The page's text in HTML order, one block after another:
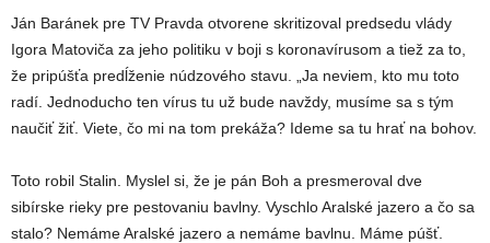
Ján Baránek pre TV Pravda otvorene skritizoval predsedu vlády
Igora Matoviča za jeho politiku v boji s koronavírusom a tiež za to,
že pripúšťa predĺženie núdzového stavu. „Ja neviem, kto mu toto
radí. Jednoducho ten vírus tu už bude navždy, musíme sa s tým
naučiť žiť. Viete, čo mi na tom prekáža? Ideme sa tu hrať na bohov.
Toto robil Stalin. Myslel si, že je pán Boh a presmeroval dve
sibírske rieky pre pestovaniu bavlny. Vyschlo Aralské jazero a čo sa
stalo? Nemáme Aralské jazero a nemáme bavlnu. Máme púšť.